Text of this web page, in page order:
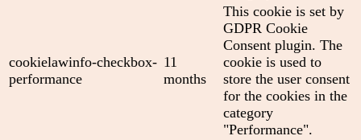
cookielawinfo-checkbox-
performance
11
months
This cookie is set by
GDPR Cookie
Consent plugin. The
cookie is used to
store the user consent
for the cookies in the
category
"Performance".